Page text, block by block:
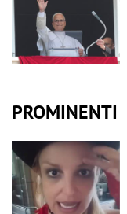
PROMINENTI